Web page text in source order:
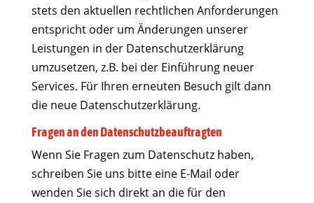
stets den aktuellen rechtlichen Anforderungen
entspricht oder um Änderungen unserer
Leistungen in der Datenschutzerklärung
umzusetzen, z.B. bei der Einführung neuer
Services. Für Ihren erneuten Besuch gilt dann
die neue Datenschutzerklärung.
Fragen an den Datenschutzbeauftragten
Wenn Sie Fragen zum Datenschutz haben,
schreiben Sie uns bitte eine E-Mail oder
wenden Sie sich direkt an die für den